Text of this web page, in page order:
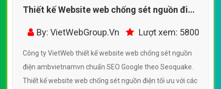
Thiết kế Website web chống sét nguồn điện
- ambvietnamvn
By: VietWebGroup.Vn Lượt xem: 5800
Công ty VietWeb thiết kế website web chống sét nguồn
điện ambvietnamvn chuẩn SEO Google theo Seoquake.
Thiết kế website web chống sét nguồn điện tối ưu với các